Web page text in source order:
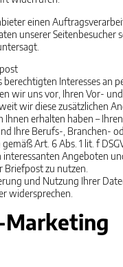
einen
unserer Seitenbesucher
berechtigten Interesses an
wir uns vor, Ihren Vor-
wir diese zusätzlichen
erhalten haben –
Ihre Berufs-, Branchen-
Art. 6 Abs. 1 lit. f
Angeboten
Briefpost zu nutzen.
und Nutzung Ihrer
widersprechen.
Marketing